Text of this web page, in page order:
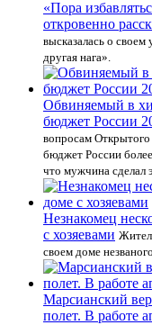
«Пора
откровенно
высказалась о
другая нага».
Обвиняемый в
бюджет России
вопросам
бюджет России
что мужчина сделал
Незнакомец
с хозяевами
своем доме
Марсианский
полет. В работе